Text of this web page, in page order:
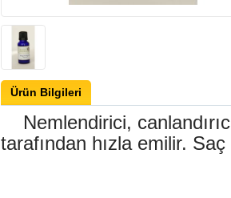
Ürün Bilgileri
Nemlendirici,
tarafından hızla emilir.